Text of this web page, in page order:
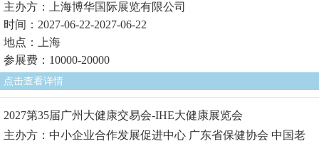
主办方：上海博华国际展览有限公司
时间：2027-06-22-2027-06-22
地点：上海
参展费：10000-20000
点击查看详情
2027第35届广州大健康交易会-IHE大健康展览会
主办方：中小企业合作发展促进中心 广东省保健协会 中国老